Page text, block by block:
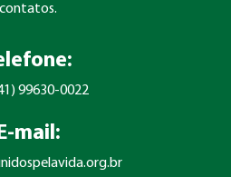
contatos.
99630-0022
mail: